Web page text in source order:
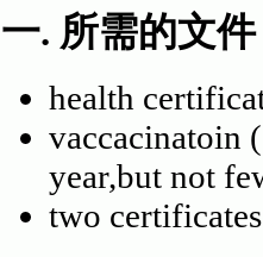
一. 所需的文
health
vaccacinatoin
year,but not
two